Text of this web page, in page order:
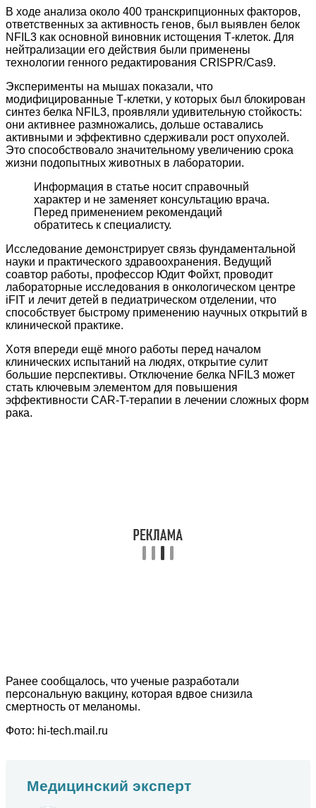
В ходе анализа около 400 транскрипционных факторов,
ответственных за активность генов, был выявлен белок
NFIL3 как основной виновник истощения Т-клеток. Для
нейтрализации его действия были применены
технологии генного редактирования CRISPR/Cas9.
Эксперименты на мышах показали, что
модифицированные Т-клетки, у которых был блокирован
синтез белка NFIL3, проявляли удивительную стойкость:
они активнее размножались, дольше оставались
активными и эффективно сдерживали рост опухолей.
Это способствовало значительному увеличению срока
жизни подопытных животных в лаборатории.
Информация в статье носит справочный
характер и не заменяет консультацию врача.
Перед применением рекомендаций
обратитесь к специалисту.
Исследование демонстрирует связь фундаментальной
науки и практического здравоохранения. Ведущий
соавтор работы, профессор Юдит Фойхт, проводит
лабораторные исследования в онкологическом центре
iFIT и лечит детей в педиатрическом отделении, что
способствует быстрому применению научных открытий в
клинической практике.
Хотя впереди ещё много работы перед началом
клинических испытаний на людях, открытие сулит
большие перспективы. Отключение белка NFIL3 может
стать ключевым элементом для повышения
эффективности CAR-T-терапии в лечении сложных форм
рака.
Ранее сообщалось, что ученые разработали
персональную вакцину, которая вдвое снизила
смертность от меланомы.
Фото: hi-tech.mail.ru
Медицинский эксперт